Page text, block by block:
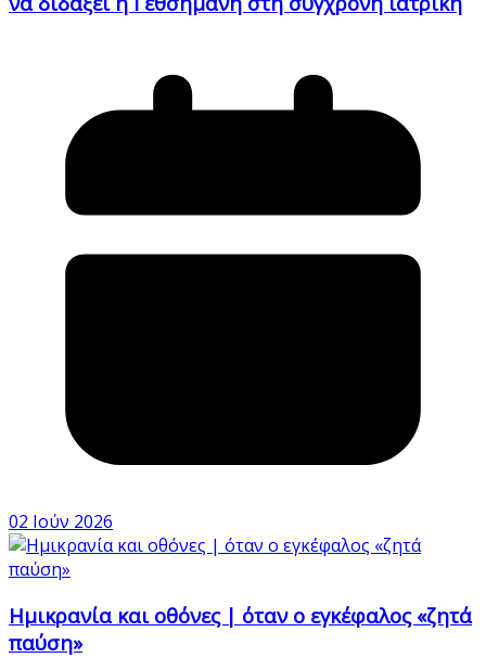
02 Ιούν 2026
Ημικρανία και οθόνες | όταν ο εγκέφαλος «ζητά
παύση»